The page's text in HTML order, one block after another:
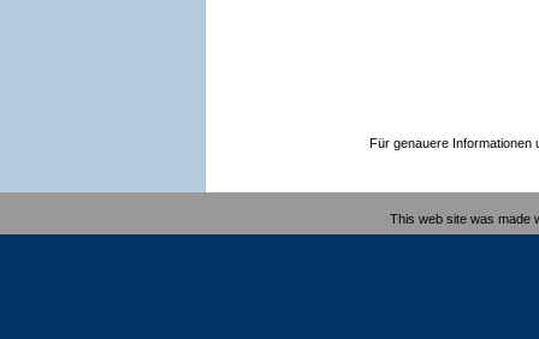
Für genauere Informationen
This web site was made